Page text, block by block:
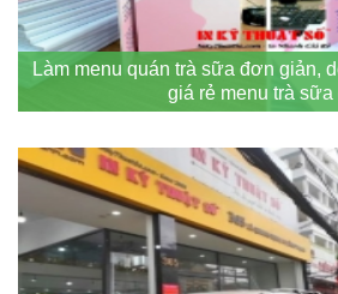
Làm menu quán trà sữa đơn giản,
giá rẻ menu trà sữa